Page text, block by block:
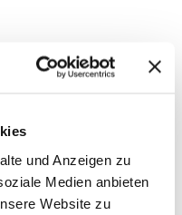
und Anzeigen zu
Medien anbieten
Website zu
umfassende und
365 Plattform